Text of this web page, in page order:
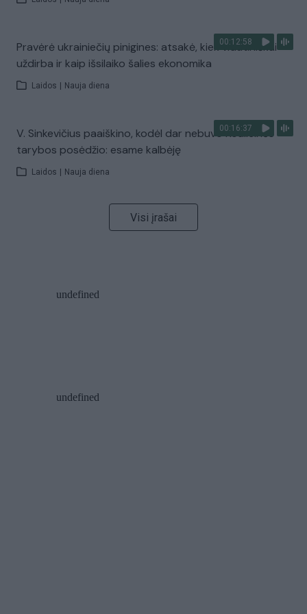
00:12:58
Pravėrė ukrainiečių pinigines: atsakė, kiek vidutiniškai
uždirba ir kaip išsilaiko šalies ekonomika
Laidos Nauja diena
00:16:37
V. Sinkevičius paaiškino, kodėl dar nebuvo Koalicinės
tarybos posėdžio: esame kalbėję
Laidos Nauja diena
Visi įrašai